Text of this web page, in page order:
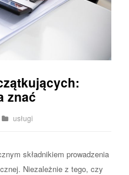
znać
usługi
składnikiem prowadzenia
Niezależnie z tego, czy